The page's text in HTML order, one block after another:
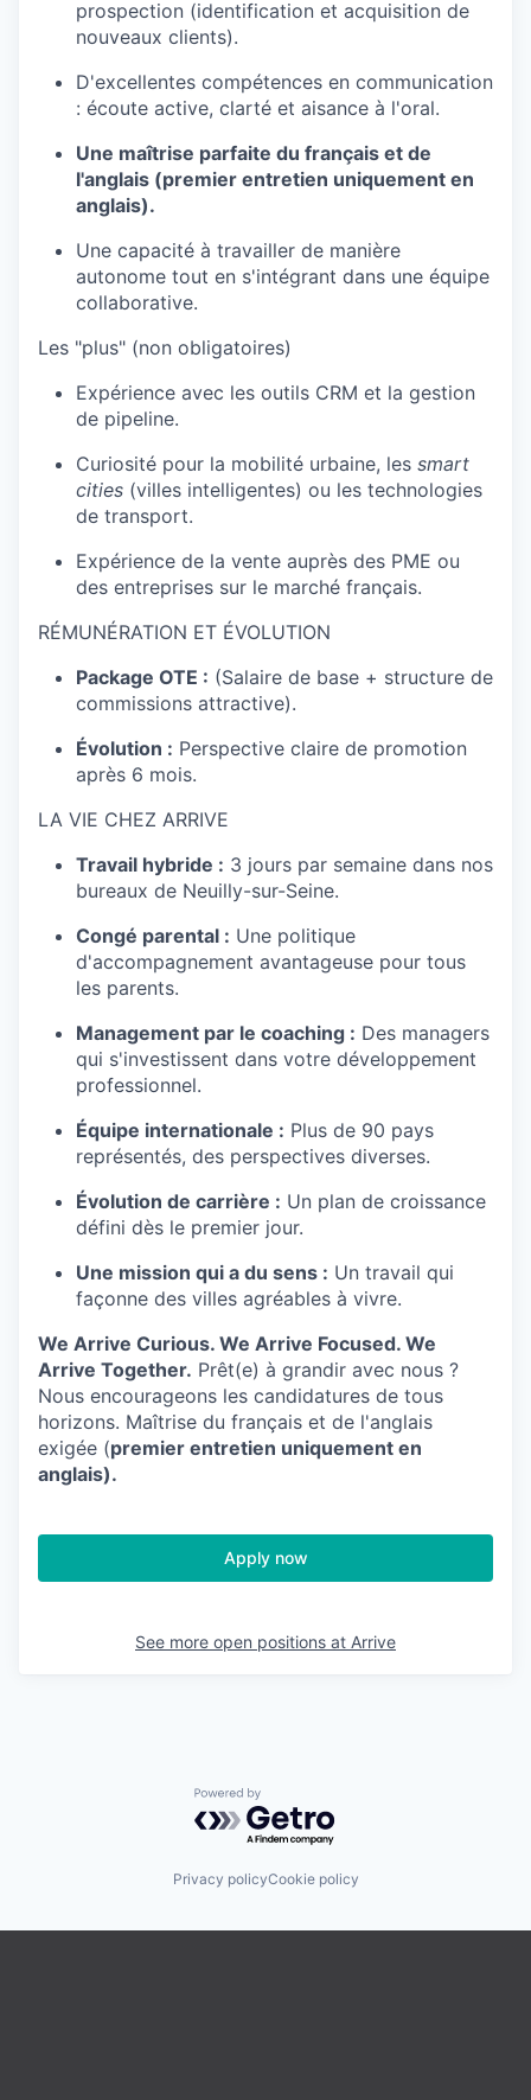
prospection (identification et acquisition de
nouveaux clients).
D'excellentes compétences en communication
: écoute active, clarté et aisance à l'oral.
Une maîtrise parfaite du français et de
l'anglais (premier entretien uniquement en
anglais).
Une capacité à travailler de manière
autonome tout en s'intégrant dans une équipe
collaborative.
Les "plus" (non obligatoires)
Expérience avec les outils CRM et la gestion
de pipeline.
Curiosité pour la mobilité urbaine, les smart
cities (villes intelligentes) ou les technologies
de transport.
Expérience de la vente auprès des PME ou
des entreprises sur le marché français.
RÉMUNÉRATION ET ÉVOLUTION
Package OTE : (Salaire de base + structure de
commissions attractive).
Évolution : Perspective claire de promotion
après 6 mois.
LA VIE CHEZ ARRIVE
Travail hybride : 3 jours par semaine dans nos
bureaux de Neuilly-sur-Seine.
Congé parental : Une politique
d'accompagnement avantageuse pour tous
les parents.
Management par le coaching : Des managers
qui s'investissent dans votre développement
professionnel.
Équipe internationale : Plus de 90 pays
représentés, des perspectives diverses.
Évolution de carrière : Un plan de croissance
défini dès le premier jour.
Une mission qui a du sens : Un travail qui
façonne des villes agréables à vivre.
We Arrive Curious. We Arrive Focused. We
Arrive Together. Prêt(e) à grandir avec nous ?
Nous encourageons les candidatures de tous
horizons. Maîtrise du français et de l'anglais
exigée (premier entretien uniquement en
anglais).
Apply now
See more open positions at Arrive
Powered by Getro.com
Privacy policyCookie policy